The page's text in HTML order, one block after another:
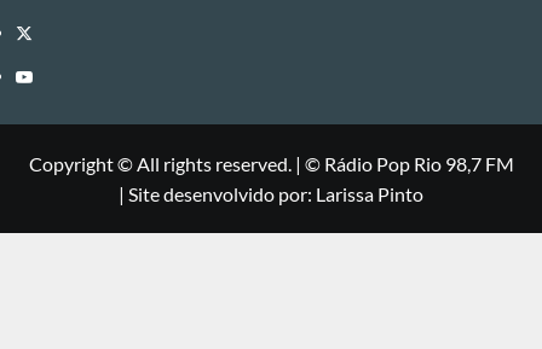
Twitter
Youtube
Copyright © All rights reserved. | ©Rádio Pop Rio 98,7 FM
| Site desenvolvido por: Larissa Pinto